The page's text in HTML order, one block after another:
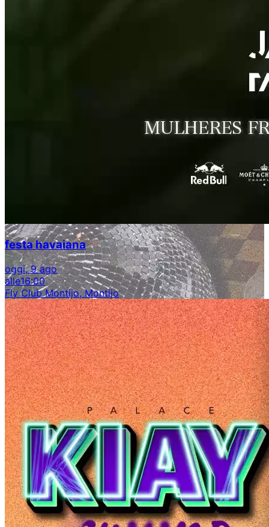
festa havaiana
oggi, 9 ago
alle16:00
Fly Club Montijo, Montijo